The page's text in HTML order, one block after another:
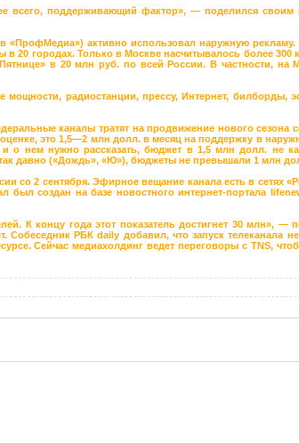
всего, поддерживающий фактор», — поделился своим
«ПрофМедиа») активно использовал наружную рекламу.
20 городах. Только в Москве насчитывалось более 300
в 20 млн руб. по всей России. В частности, на
радиостанции, прессу, Интернет, билборды,
каналы тратят на продвижение нового сезона
это 1,5—2 млн долл. в месяц на поддержку в
о нем нужно рассказать, бюджет в 1,5 млн долл. не
давно («Дождь», «Ю»), бюджеты не превышали 1 млн
со 2 сентября. Эфирное вещание канала есть в сетях
создан на базе новостного интернет-портала
К концу года этот показатель достигнет 30 млн», —
РБК daily добавил, что запуск телеканала
Сейчас медиахолдинг ведет переговоры с TNS,